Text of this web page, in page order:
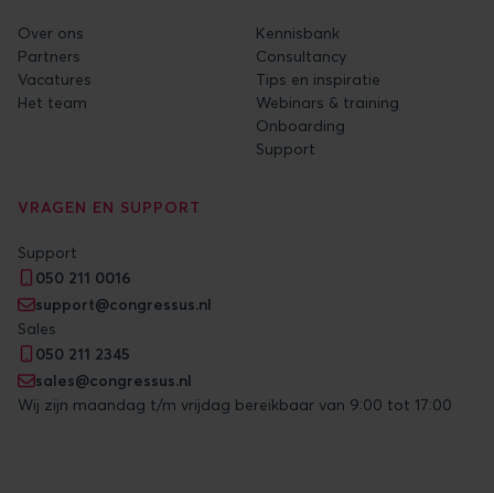
Over ons
Partners
Vacatures
Het team
Kennisbank
Consultancy
Tips en inspiratie
Webinars & training
Onboarding
Support
VRAGEN EN SUPPORT
Support
050 211 0016
support@congressus.nl
Sales
050 211 2345
sales@congressus.nl
Wij zijn maandag t/m vrijdag bereikbaar van 9:00 tot 17:00